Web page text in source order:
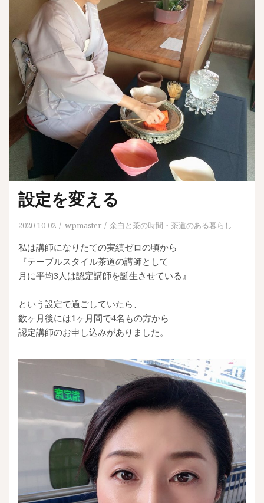
設定を変える
2020-10-02 wpmaster 余白と茶の時間 ・ 茶道のある暮らし
私は講師になりたての実績ゼロの頃から
『テーブルスタイル茶道の講師として
月に平均3人は認定講師を誕生させている』
という設定で過ごしていたら、
数ヶ月後には1ヶ月間で4名もの方から
認定講師のお申し込みがありました。